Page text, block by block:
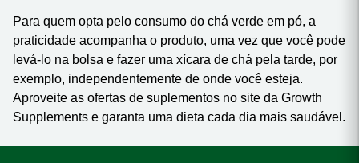
ⓘUse Tab e Shift+Tab para navegar, Enter para ativar e Esc
Para quem opta pelo consumo do chá verde em pó, a
praticidade acompanha o produto, uma vez que você pode
levá-lo na bolsa e fazer uma xícara de chá pela tarde, por
exemplo, independentemente de onde você esteja.
Aproveite as ofertas de suplementos no site da Growth
Supplements e garanta uma dieta cada dia mais saudável.